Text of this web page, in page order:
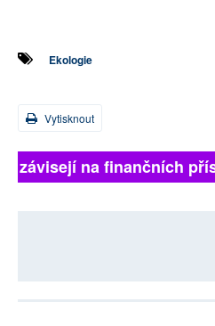
Ekologie
Vytisknout
závisejí na finančních